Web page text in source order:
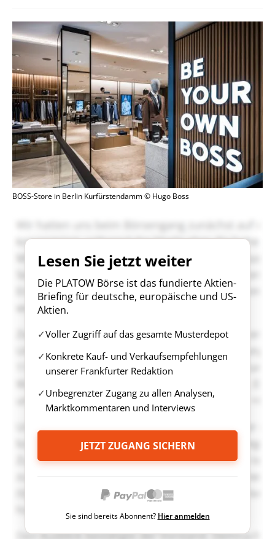
BOSS-Store in Berlin Kurfürstendamm © Hugo Boss
Lesen Sie jetzt weiter
Die PLATOW Börse ist das fundierte Aktien-
Briefing für deutsche, europäische und US-
Aktien.
Voller Zugriff auf das gesamte Musterdepot
Konkrete Kauf- und Verkaufsempfehlungen
unserer Frankfurter Redaktion
Unbegrenzter Zugang zu allen Analysen,
Marktkommentaren und Interviews
JETZT ZUGANG SICHERN
Sie sind bereits Abonnent? Hier anmelden